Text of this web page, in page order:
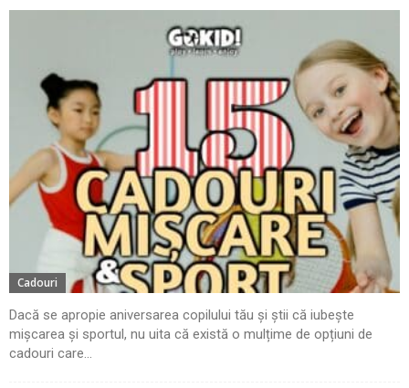
Cadouri
Dacă se apropie aniversarea copilului tău și știi că iubește
mișcarea și sportul, nu uita că există o mulțime de opțiuni de
cadouri care...